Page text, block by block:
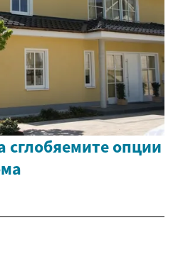
сглобяемите опции